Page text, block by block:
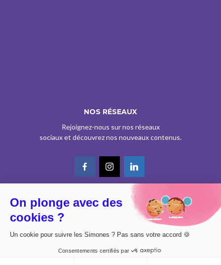
NOS RÉSEAUX
Rejoignez-nous sur nos réseaux
sociaux et découvrez nos nouveaux contenus.
© CE SITE EST AGRÉÉ COMME SERVICE DE PRESSE EN LIGNE PAR LA
CPPAP SOUS LE N° 0626 Z 93934 (IPG ART.39BISA CGI)
POLITIQUE DE CONFIDENTIALITÉ
On plonge avec des
cookies ?
Un cookie pour suivre les Simones ? Pas sans votre accord 🍪
Consentements certifiés par